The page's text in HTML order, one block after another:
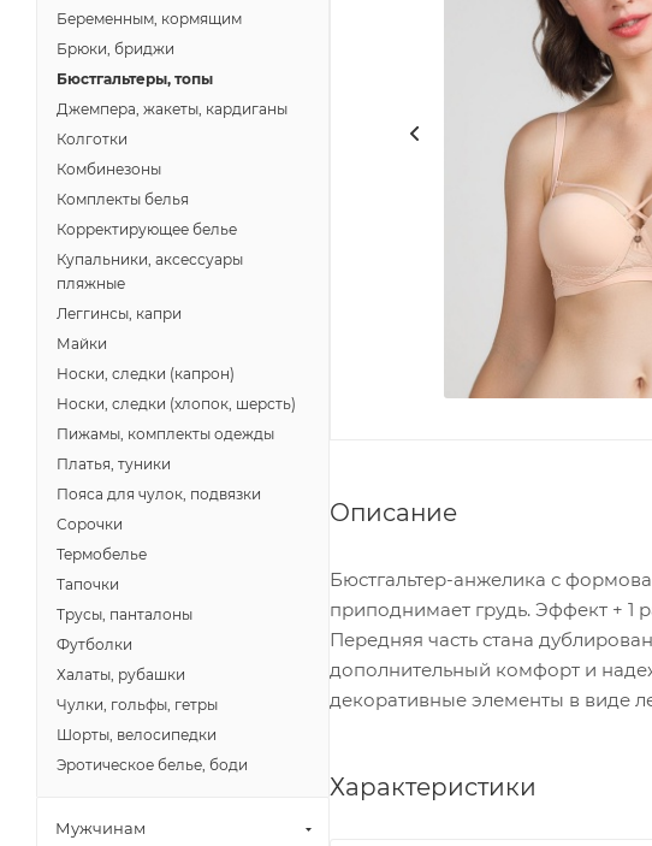
Описание
Бюстгальтер-анжелика с
приподнимает грудь. Эффект + 1
Передняя часть стана
дополнительный комфорт и
декоративные элементы в виде
Характеристики
Беременным, кормящим
Брюки, бриджи
Бюстгальтеры, топы
Джемпера, жакеты, кардиганы
Колготки
Комбинезоны
Комплекты белья
Корректирующее белье
Купальники, аксессуары
пляжные
Леггинсы, капри
Майки
Носки, следки (капрон)
Носки, следки (хлопок, шерсть)
Пижамы, комплекты одежды
Платья, туники
Пояса для чулок, подвязки
Сорочки
Термобелье
Тапочки
Трусы, панталоны
Футболки
Халаты, рубашки
Чулки, гольфы, гетры
Шорты, велосипедки
Эротическое белье, боди
Мужчинам